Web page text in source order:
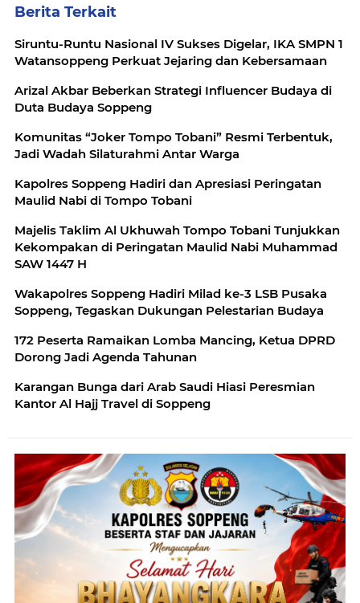
Berita Terkait
Siruntu-Runtu Nasional IV Sukses Digelar, IKA SMPN 1
Watansoppeng Perkuat Jejaring dan Kebersamaan
Arizal Akbar Beberkan Strategi Influencer Budaya di
Duta Budaya Soppeng
Komunitas “Joker Tompo Tobani” Resmi Terbentuk,
Jadi Wadah Silaturahmi Antar Warga
Kapolres Soppeng Hadiri dan Apresiasi Peringatan
Maulid Nabi di Tompo Tobani
Majelis Taklim Al Ukhuwah Tompo Tobani Tunjukkan
Kekompakan di Peringatan Maulid Nabi Muhammad
SAW 1447 H
Wakapolres Soppeng Hadiri Milad ke-3 LSB Pusaka
Soppeng, Tegaskan Dukungan Pelestarian Budaya
172 Peserta Ramaikan Lomba Mancing, Ketua DPRD
Dorong Jadi Agenda Tahunan
Karangan Bunga dari Arab Saudi Hiasi Peresmian
Kantor Al Hajj Travel di Soppeng